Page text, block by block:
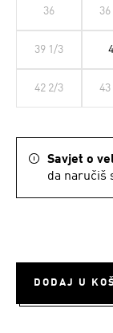
36
39 1/3
42 2/3 43
Savjet o
da naručiš
DODAJ U